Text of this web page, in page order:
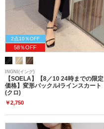
2点10％OFF
58％OFF
INGNI(イング)
【SOELA】【8／10 24時までの限定
価格】変形バックルIラインスカート
(クロ)
￥2,750